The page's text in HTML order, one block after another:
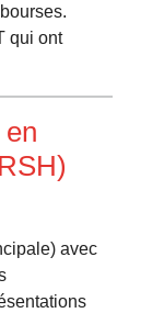
qui ont
avec